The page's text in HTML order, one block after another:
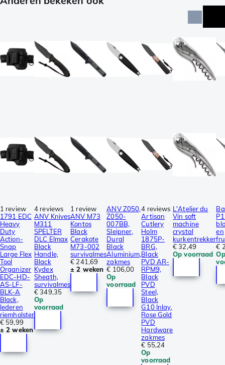
1 review
1791 EDC
Heavy
Duty
Action-
Snap
Large Flex
Tool
Organizer
EDC-HD-
AS-LF-
BLK-A
Black,
lederen
riemholster
€ 59,99
± 2 weken
4 reviews
ANV Knives
M311
SPELTER
DLC Elmax
Black
Handle,
Black
Kydex
Sheath,
survivalmes
€ 349,35
Op
voorraad
1 review
ANV M73
Kontos
Black
Cerakote
M73-002
survivalmes
€ 241,69
± 2 weken
ANV Z050,
Z050-
007BB,
Sleipner,
Dural
Black
Aluminium,
zakmes
€ 106,00
Op
voorraad
4 reviews
Artisan
Cutlery
Holm
1875P-
BRG,
Black
PVD AR-
RPM9,
Black
PVD
Steel,
Black
G10 Inlay,
Rose Gold
PVD
Hardware
zakmes
€ 55,24
Op
voorraad
L'Atelier du
Vin soft
machine
crystal
kurkentrekker
€ 32,49
Op voorraad
en
€
Op